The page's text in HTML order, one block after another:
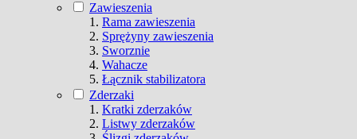
Zawieszenia
Rama zawieszenia
Sprężyny zawieszenia
Sworznie
Wahacze
Łącznik stabilizatora
Zderzaki
Kratki zderzaków
Listwy zderzaków